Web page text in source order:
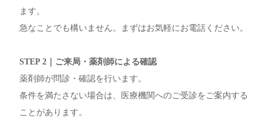
ます。
急なことでも構いません。まずはお気軽にお電話ください。
STEP 2｜ご来局・薬剤師による確認
薬剤師が問診・確認を行います。
条件を満たさない場合は、医療機関へのご受診をご案内する
ことがあります。